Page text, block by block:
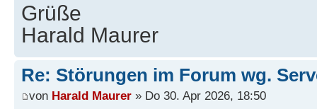
Grüße
Harald Maurer
Re: Störungen im Forum wg.
von Harald Maurer » Do 30. Apr 2026, 18:50